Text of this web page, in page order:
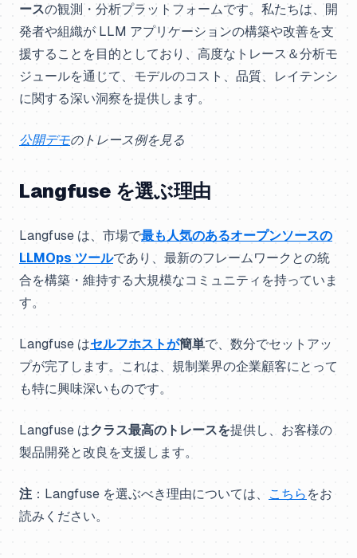
ースの観測・分析プラットフォームです。私たちは、開
発者や組織が LLM アプリケーションの構築や改善を支
援することを目的としており、高度なトレース＆分析モ
ジュールを通じて、モデルのコスト、品質、レイテンシ
に関する深い洞察を提供します。
公開デモのトレース例を見る
Langfuse を選ぶ理由
Langfuse は、市場で最も人気のあるオープンソースの
LLMOps ツールであり、最新のフレームワークとの統
合を構築・維持する大規模なコミュニティを持っていま
す。
Langfuse はセルフホストが簡単で、数分でセットアッ
プが完了します。これは、規制業界の企業顧客にとって
も特に興味深いものです。
Langfuse はクラス最高のトレースを提供し、お客様の
製品開発と改良を支援します。
注 ：Langfuse を選ぶべき理由については、 こちら をお
読みください。